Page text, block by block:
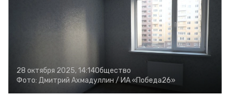
28 октября 2025, 14:14Общество
Фото: Дмитрий Ахмадуллин / ИА «Победа26»